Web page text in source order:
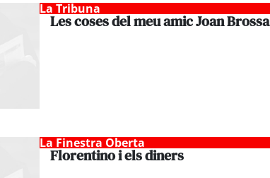
La Tribuna
Les coses del meu amic Joan Brossa
La Finestra Oberta
Florentino i els diners